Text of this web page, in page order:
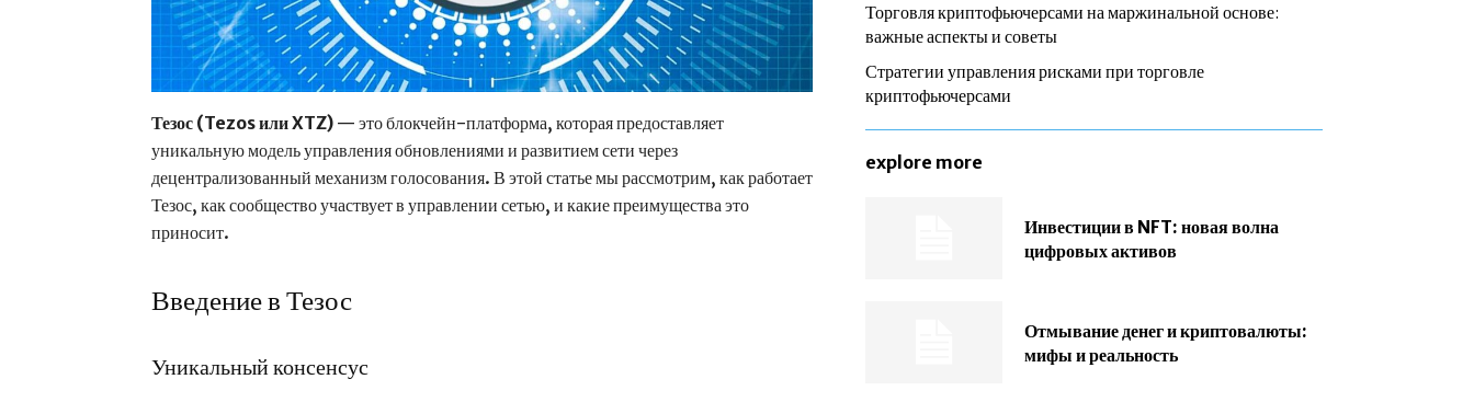
Тезос (Tezos или XTZ) — это блокчейн-платформа, которая предоставляет
уникальную модель управления обновлениями и развитием сети через
децентрализованный механизм голосования. В этой статье мы рассмотрим, как работает
Тезос, как сообщество участвует в управлении сетью, и какие преимущества это
приносит.
Введение в Тезос
Уникальный консенсус
Торговля криптофьючерсами на маржинальной основе:
важные аспекты и советы
Стратегии управления рисками при торговле
криптофьючерсами
explore more
Инвестиции в NFT: новая волна
цифровых активов
Отмывание денег и криптовалюты:
мифы и реальность